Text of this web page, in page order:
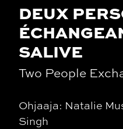
DEUX
SALIVE
Two People
Ohjaaja: Natalie
Singh